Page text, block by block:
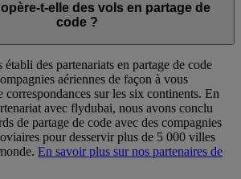
t-elle des vols en partage de
code ?
des partenariats en partage de code
aériennes de façon à vous
correspondances sur les six continents. En
avec flydubai, nous avons conclu
de partage de code avec des compagnies
pour desservir plus de 5 000 villes
En savoir plus sur nos partenaires de